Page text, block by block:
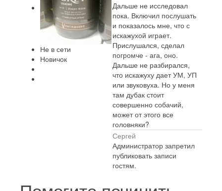
Не в сети
Новичок
Дальше не исследовал
пока. Включил послушать
и показалось мне, что с
искажухой играет.
Прислушался, сделал
погромче - ага, оно.
Дальше не разбирался,
что искажуху дает УМ, УП
или звуковуха. Но у меня
там дубак стоит
совершенно собачий,
может от этого все
головняки?
Сергей
Администратор запретил
публиковать записи
гостям.